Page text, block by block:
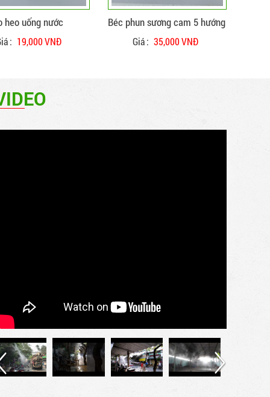
heo uống nước
: 19,000 VNĐ
Béc phun sương cam 5 hướng
Giá : 35,000 VNĐ